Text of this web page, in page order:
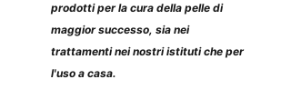
prodotti per la cura della pelle di
maggior successo, sia nei
trattamenti nei nostri istituti che per
l'uso a casa.